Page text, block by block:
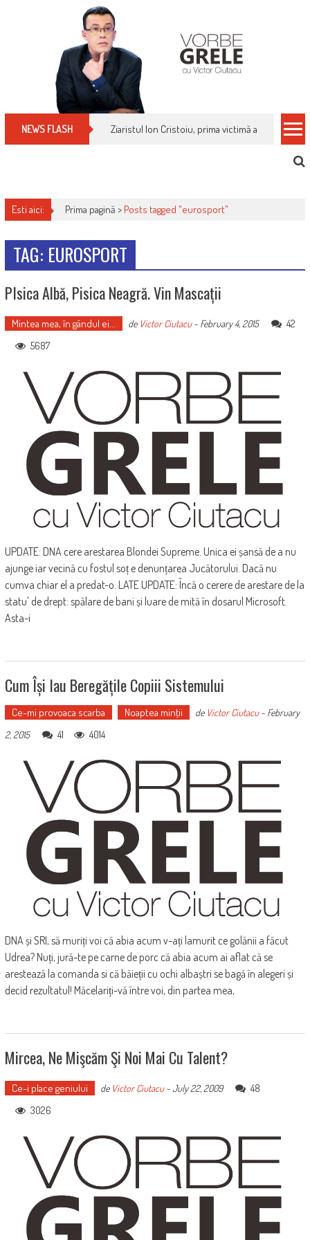
NEWS FLASH Ziaristul Ion Cristoiu, prima victimă a noi
Esti aici: Prima pagină > Posts tagged "eurosport"
TAG: EUROSPORT
PIsica Albă, Pisica Neagră. Vin Mascații
Mintea mea, în gândul ei... de Victor Ciutacu- February 4, 2015
42
5687
UPDATE: DNA cere arestarea Blondei Supreme. Unica ei șansă de a nu
ajunge iar vecină cu fostul soț e denunțarea Jucătorului. Dacă nu
cumva chiar el a predat-o. LATE UPDATE: Încă o cerere de arestare de la
statu' de drept: spălare de bani și luare de mită în dosarul Microsoft.
Asta-i
Cum Își Iau Beregățile Copiii Sistemului
Ce-mi provoaca scarba Noaptea minţii de Victor Ciutacu- February
2, 2015
41 4014
DNA și SRI, să muriți voi că abia acum v-ați lamurit ce golănii a făcut
Udrea? Nuți, jură-te pe carne de porc că abia acum ai aflat că se
arestează la comanda si că băieții cu ochi albaștri se bagă în alegeri și
decid rezultatul! Măcelariți-vă între voi, din partea mea,
Mircea, Ne Mişcăm Şi Noi Mai Cu Talent?
Ce-i place geniului de Victor Ciutacu-July 22, 2009
48
3026